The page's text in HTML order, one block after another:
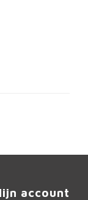
account